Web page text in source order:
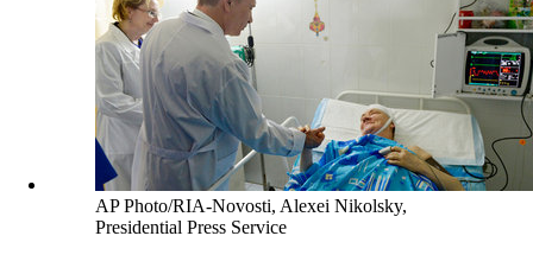
AP Photo/RIA-Novosti, Alexei Nikolsky,
Presidential Press Service